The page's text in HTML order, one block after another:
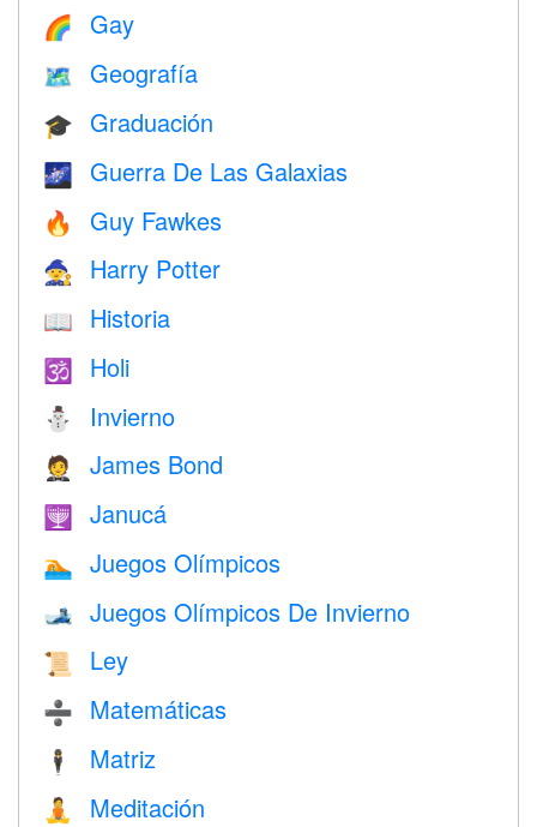
🌈 Gay
🗺 Geografía
🎓 Graduación
🌌 Guerra De Las Galaxias
🔥 Guy Fawkes
🧙 Harry Potter
📖 Historia
🕉 Holi
⛄ Invierno
🤵 James Bond
🕎 Janucá
🏊 Juegos Olímpicos
🎿 Juegos Olímpicos De Invierno
📜 Ley
➗ Matemáticas
🕴️ Matriz
🧘 Meditación